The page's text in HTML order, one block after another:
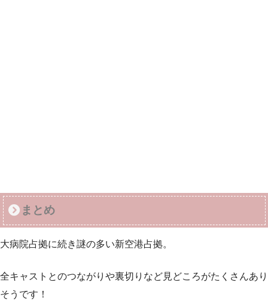
まとめ
大病院占拠に続き謎の多い新空港占拠。
全キャストとのつながりや裏切りなど見どころがたくさんあり
そうです！